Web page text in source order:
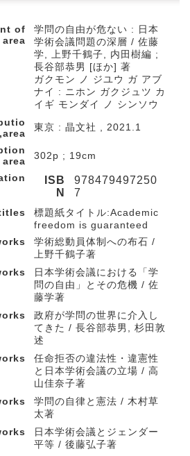
of
学問の自由が危ない : 日本
学術会議問題の深層 / 佐藤
学, 上野千鶴子, 内田樹編 ;
長谷部恭男 [ほか] 著
ガクモン ノ ジユウ ガ アブ
ナイ : ニホン ガクジュツ カ
イギ モンダイ ノ シンソウ
東京 : 晶文社 , 2021.1
area
302p ; 19cm
ISB
N
978479497250
7
標題紙タイトル:Academic
freedom is guaranteed
学術総動員体制への布石 /
上野千鶴子著
日本学術会議における「学
問の自由」とその危機 / 佐
藤学著
政府が学問の世界に介入し
てきた / 長谷部恭男, 杉田敦
述
任命拒否の違法性・違憲性
と日本学術会議の立場 / 高
山佳奈子著
学問の自律と憲法 / 木村草
太著
日本学術会議とジェンダー
平等 / 後藤弘子著